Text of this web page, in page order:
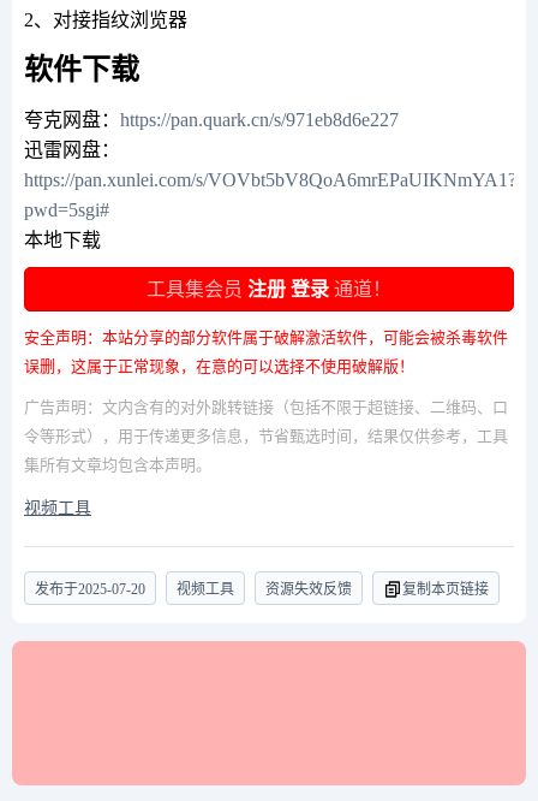
2、对接指纹浏览器
软件下载
夸克网盘： https://pan.quark.cn/s/971eb8d6e227
迅雷网盘：
https://pan.xunlei.com/s/VOVbt5bV8QoA6mrEPaUIKNmYA1?
pwd=5sgi#
本地下载
工具集会员 注册 登录 通道！
安全声明：本站分享的部分软件属于破解激活软件，可能会被杀毒软件
误删，这属于正常现象，在意的可以选择不使用破解版！
广告声明：文内含有的对外跳转链接（包括不限于超链接、二维码、口
令等形式），用于传递更多信息，节省甄选时间，结果仅供参考，工具
集所有文章均包含本声明。
视频工具
发布于2025-07-20 视频工具 资源失效反馈 复制本页链接